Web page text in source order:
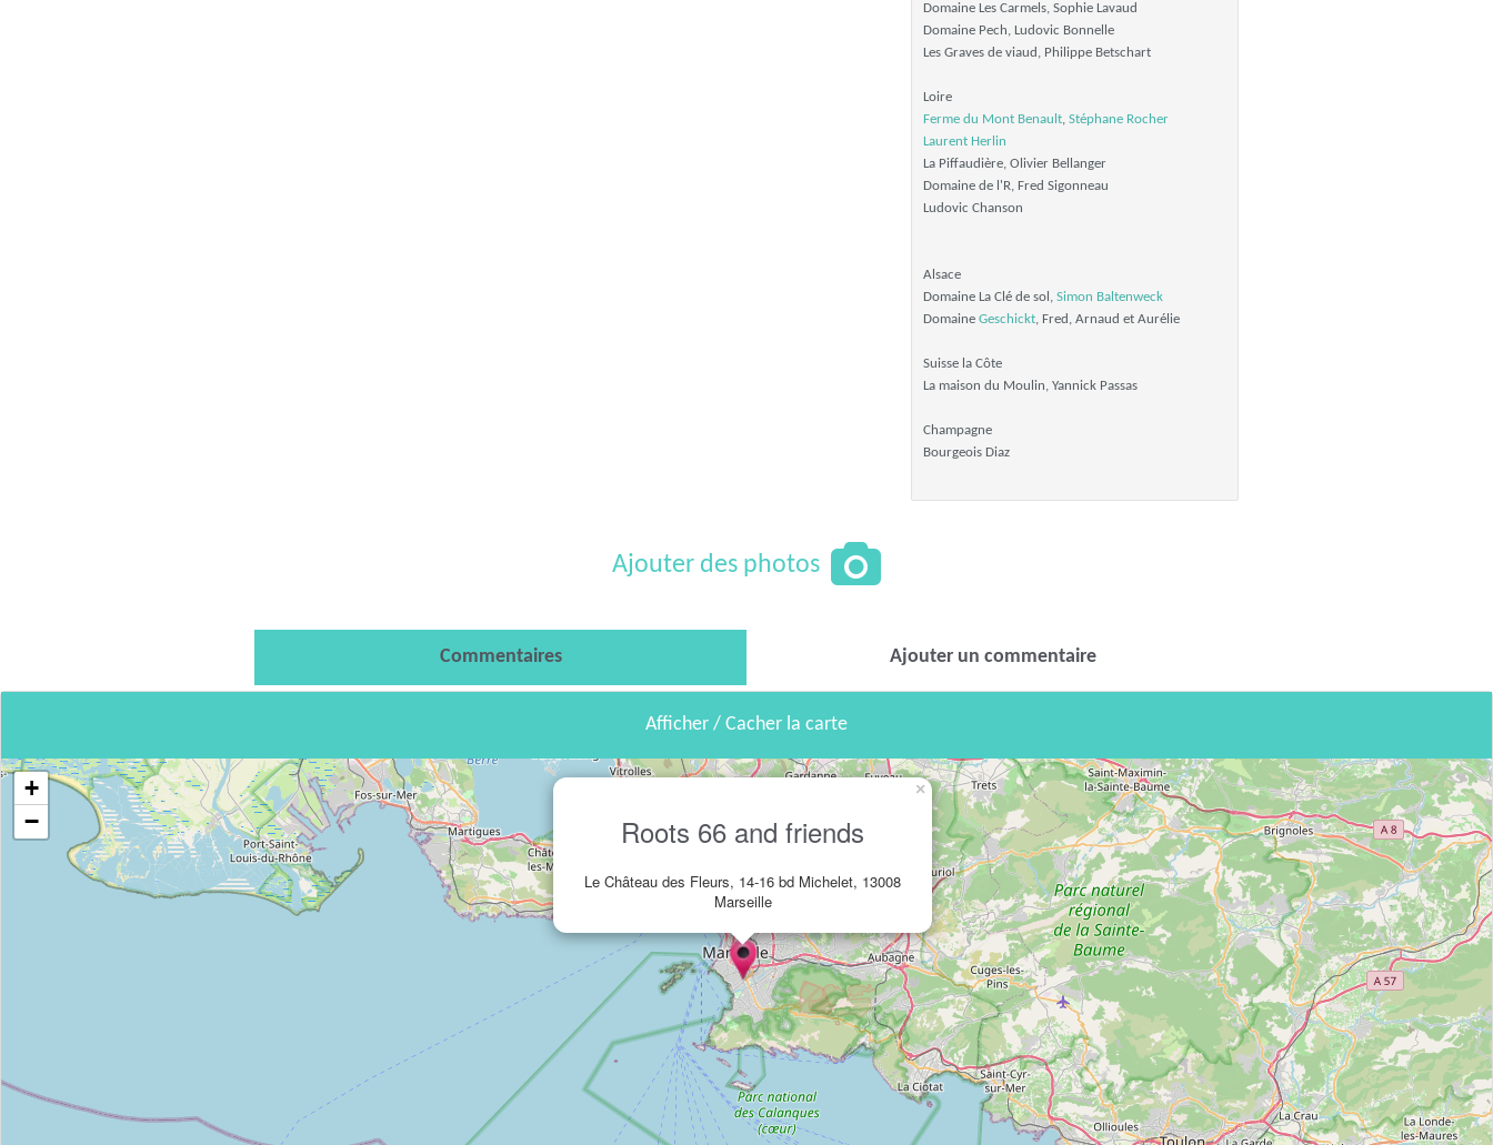
Domaine Les Carmels, Sophie Lavaud
Domaine Pech, Ludovic Bonnelle
Les Graves de viaud, Philippe Betschart
Loire
Ferme du Mont Benault, Stéphane Rocher
Laurent Herlin
La Piffaudière, Olivier Bellanger
Domaine de l'R, Fred Sigonneau
Ludovic Chanson
Alsace
Domaine La Clé de sol, Simon Baltenweck
Domaine Geschickt, Fred, Arnaud et Aurélie
Suisse la Côte
La maison du Moulin, Yannick Passas
Champagne
Bourgeois Diaz
Ajouter des photos
Commentaires Ajouter un commentaire
Afficher / Cacher la carte
Roots 66 and friends
Le Château des Fleurs, 14-16 bd Michelet, 13008
Marseille
×
+
−